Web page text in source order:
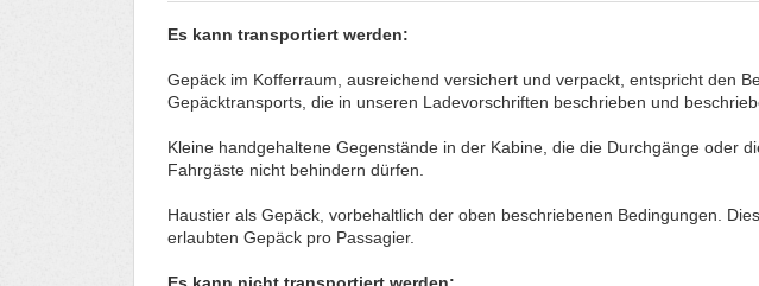
Es kann transportiert werden:
Gepäck im Kofferraum, ausreichend versichert und verpackt, entspricht den
Gepäcktransports, die in unseren Ladevorschriften beschrieben und
Kleine handgehaltene Gegenstände in der Kabine, die die Durchgänge oder
Fahrgäste nicht behindern dürfen.
Haustier als Gepäck, vorbehaltlich der oben beschriebenen Bedingungen.
erlaubten Gepäck pro Passagier.
Es kann nicht transportiert werden: